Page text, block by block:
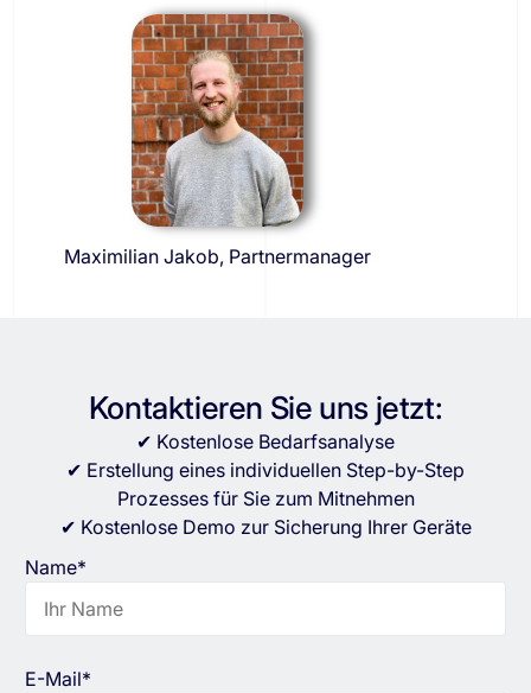
Maximilian Jakob, Partnermanager
Kontaktieren Sie uns jetzt:
✔ Kostenlose Bedarfsanalyse
✔ Erstellung eines individuellen Step-by-Step
Prozesses für Sie zum Mitnehmen
✔ Kostenlose Demo zur Sicherung Ihrer Geräte
Name*
E-Mail*